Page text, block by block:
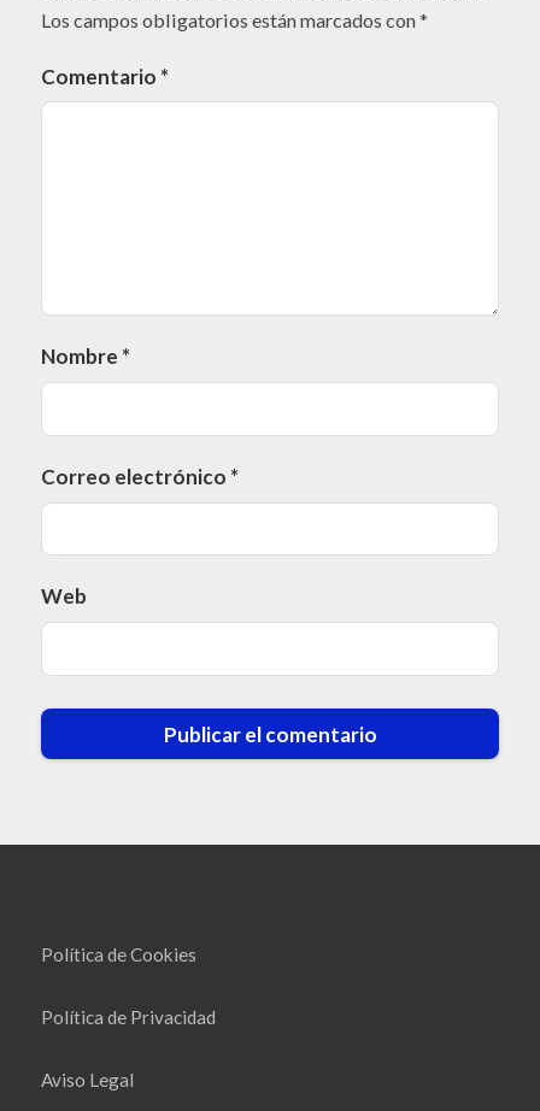
Los campos obligatorios están marcados con*
Comentario *
Nombre *
Correo electrónico *
Web
Política de Cookies
Política de Privacidad
Aviso Legal